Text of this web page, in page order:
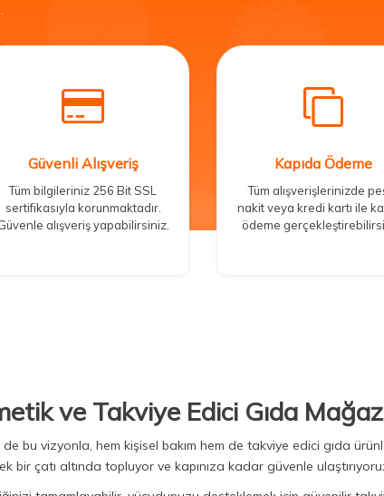
Güvenli Alışveriş
Tüm bilgileriniz 256 Bit SSL
sertifikasıyla korunmaktadır.
alışveriş yapabilirsiniz.
Kapıda Ödeme
Tüm alışverişlerinizde
nakit veya kredi kartı ile
ödeme
ve Takviye Edici Gıda
de bu vizyonla, hem kişisel bakım hem de takviye edici gıda
bir çatı altında topluyor ve kapınıza kadar güvenle